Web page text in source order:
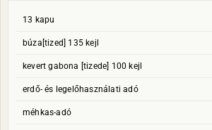
13 kapu
búza[tized] 135 kejl
kevert gabona [tizede] 100 kejl
erdő- és legelőhasználati adó
méhkas-adó